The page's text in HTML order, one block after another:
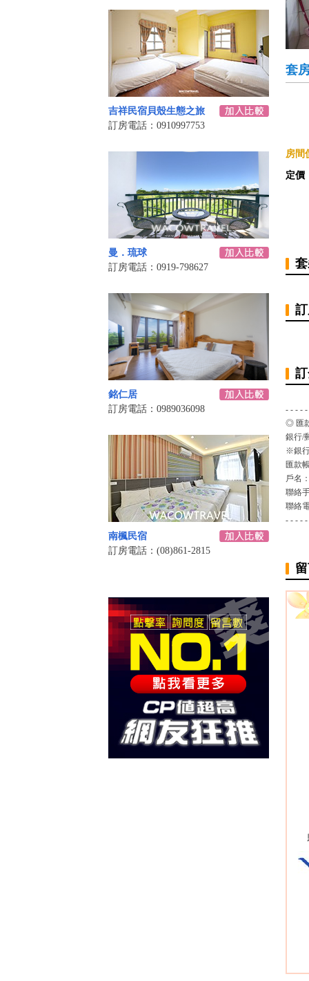
吉祥民宿貝殼生態之旅
訂房電話：0910997753
曼．琉球
訂房電話：0919-798627
銘仁居
訂房電話：0989036098
南楓民宿
訂房電話：(08)861-2815
套
房間
定價
- - - -
◎ 匯
銀行/
※銀
匯款
戶名
聯絡
聯絡
- - - -